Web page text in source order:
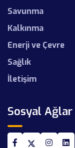
Savunma
Kalkınma
Enerji ve Çevre
Sağlık
İletişim
Sosyal Ağlar